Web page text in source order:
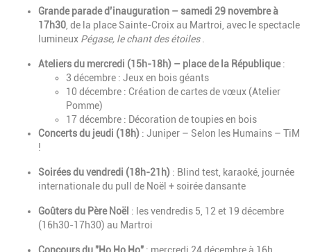
Grande parade d’inauguration – samedi 29 novembre à
17h30 , de la place Sainte-Croix au Martroi, avec le spectacle
lumineux Pégase, le chant des étoiles.
Ateliers du mercredi (15h-18h) – place de la République:
3 décembre : Jeux en bois géants
10 décembre : Création de cartes de vœux (Atelier
Pomme)
17 décembre : Décoration de toupies en bois
Concerts du jeudi (18h) : Juniper – Selon les Humains – TiM
!
Soirées du vendredi (18h-21h) : Blind test, karaoké, journée
internationale du pull de Noël + soirée dansante
Goûters du Père Noël : les vendredis 5, 12 et 19 décembre
(16h30-17h30) au Martroi